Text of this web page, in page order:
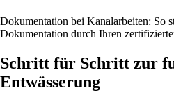
Dokumentation bei Kanalarbeiten: So
Dokumentation durch Ihren
Schritt für Schritt zur
Entwässerung